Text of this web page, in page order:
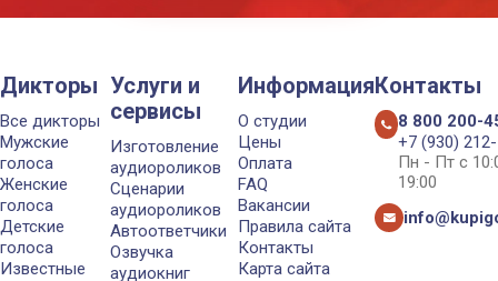
Дикторы
Все дикторы
Мужские
голоса
Женские
голоса
Детские
голоса
Известные
Услуги и
сервисы
Изготовление
аудиороликов
Сценарии
аудиороликов
Автоответчики
Озвучка
аудиокниг
Информация
О студии
Цены
Оплата
FAQ
Вакансии
Правила сайта
Контакты
Карта сайта
Контакты
8 800 200-
+7 (930)
Пн - Пт с
19:00